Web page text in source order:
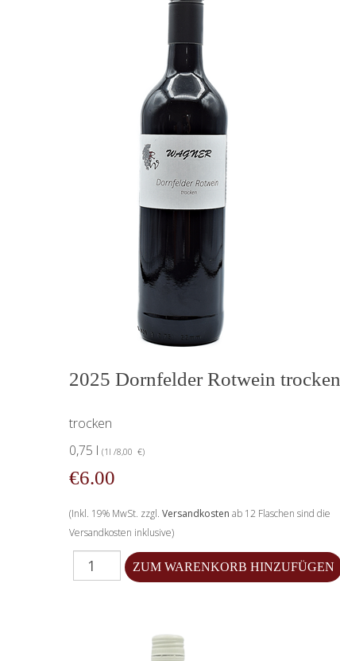
2025 Dornfelder Rotwein trocken
trocken
0,75 l (1l /8,00 €)
€6.00
(Inkl. 19% MwSt. zzgl. Versandkosten ab 12 Flaschen sind die
Versandkosten inklusive)
Menge für 2025 Dornfelder Rotwein trocken